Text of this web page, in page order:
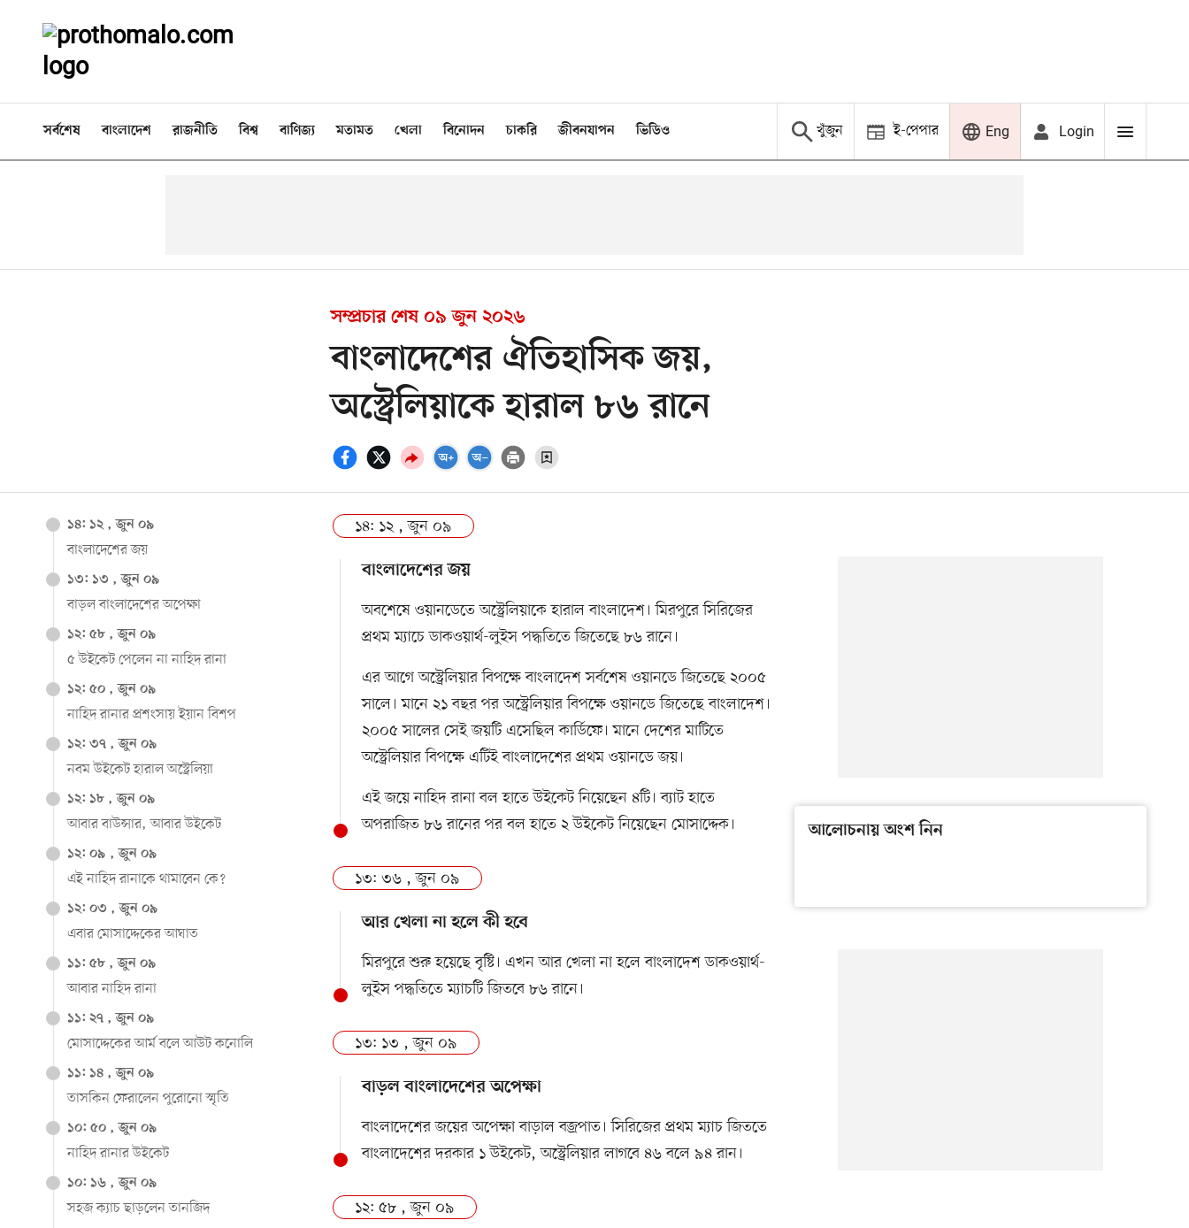
সর্বশেষ বাংলাদেশ রাজনীতি বিশ্ব বাণিজ্য মতামত খেলা বিনোদন চাকরি জীবনযাপন ভিডিও খুঁজুন ই-পেপার Eng Login
সম্প্রচার শেষ ০৯ জুন ২০২৬
বাংলাদেশের ঐতিহাসিক জয়,
অস্ট্রেলিয়াকে হারাল ৮৬ রানে
১৪: ১২ , জুন ০৯
বাংলাদেশের জয়
১৩: ১৩ , জুন ০৯
বাড়ল বাংলাদেশের অপেক্ষা
১২: ৫৮ , জুন ০৯
৫ উইকেট পেলেন না নাহিদ রানা
১২: ৫০ , জুন ০৯
নাহিদ রানার প্রশংসায় ইয়ান বিশপ
১২: ৩৭ , জুন ০৯
নবম উইকেট হারাল অস্ট্রেলিয়া
১২: ১৮ , জুন ০৯
আবার বাউন্সার, আবার উইকেট
১২: ০৯ , জুন ০৯
এই নাহিদ রানাকে থামাবেন কে?
১২: ০৩ , জুন ০৯
এবার মোসাদ্দেকের আঘাত
১১: ৫৮ , জুন ০৯
আবার নাহিদ রানা
১১: ২৭ , জুন ০৯
মোসাদ্দেকের আর্ম বলে আউট কনোলি
১১: ১৪ , জুন ০৯
তাসকিন ফেরালেন পুরোনো স্মৃতি
১০: ৫০ , জুন ০৯
নাহিদ রানার উইকেট
১০: ১৬ , জুন ০৯
সহজ ক্যাচ ছাড়লেন তানজিদ
১৪: ১২ , জুন ০৯
বাংলাদেশের জয়
অবশেষে ওয়ানডেতে অস্ট্রেলিয়াকে হারাল বাংলাদেশ। মিরপুরে সিরিজের
প্রথম ম্যাচে ডাকওয়ার্থ-লুইস পদ্ধতিতে জিতেছে ৮৬ রানে।
এর আগে অস্ট্রেলিয়ার বিপক্ষে বাংলাদেশ সর্বশেষ ওয়ানডে জিতেছে ২০০৫
সালে। মানে ২১ বছর পর অস্ট্রেলিয়ার বিপক্ষে ওয়ানডে জিতেছে বাংলাদেশ।
২০০৫ সালের সেই জয়টি এসেছিল কার্ডিফে। মানে দেশের মাটিতে
অস্ট্রেলিয়ার বিপক্ষে এটিই বাংলাদেশের প্রথম ওয়ানডে জয়।
এই জয়ে নাহিদ রানা বল হাতে উইকেট নিয়েছেন ৪টি। ব্যাট হাতে
অপরাজিত ৮৬ রানের পর বল হাতে ২ উইকেট নিয়েছেন মোসাদ্দেক।
১৩: ৩৬ , জুন ০৯
আর খেলা না হলে কী হবে
মিরপুরে শুরু হয়েছে বৃষ্টি। এখন আর খেলা না হলে বাংলাদেশ ডাকওয়ার্থ-
লুইস পদ্ধতিতে ম্যাচটি জিতবে ৮৬ রানে।
১৩: ১৩ , জুন ০৯
বাড়ল বাংলাদেশের অপেক্ষা
বাংলাদেশের জয়ের অপেক্ষা বাড়াল বজ্রপাত। সিরিজের প্রথম ম্যাচ জিততে
বাংলাদেশের দরকার ১ উইকেট, অস্ট্রেলিয়ার লাগবে ৪৬ বলে ৯৪ রান।
১২: ৫৮ , জুন ০৯
আলোচনায় অংশ নিন